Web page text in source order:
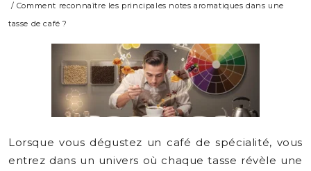
/ Comment reconnaître les principales notes aromatiques dans une
tasse de café ?
Lorsque vous dégustez un café de spécialité, vous
entrez dans un univers où chaque tasse révèle une